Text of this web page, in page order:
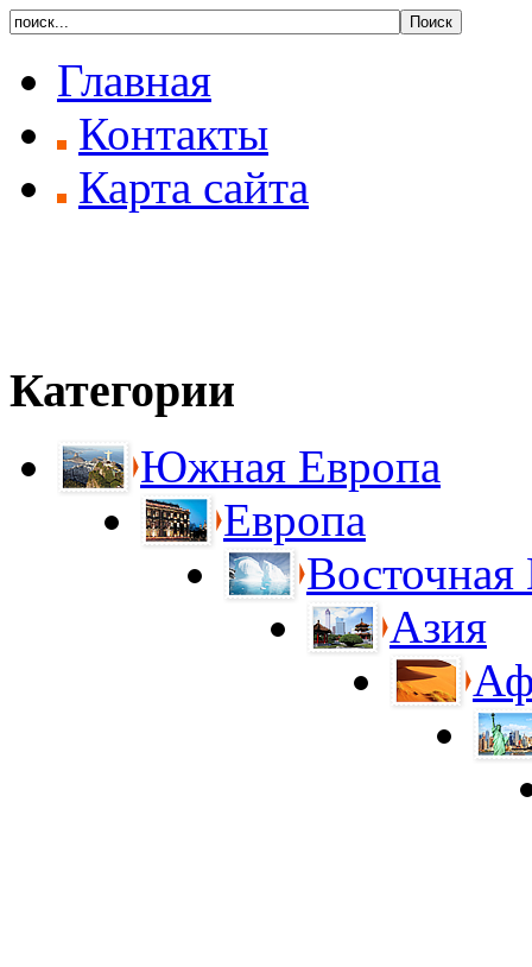
Главная
Контакты
Карта сайта
Категории
Южная Европа
Европа
Восточная
Азия